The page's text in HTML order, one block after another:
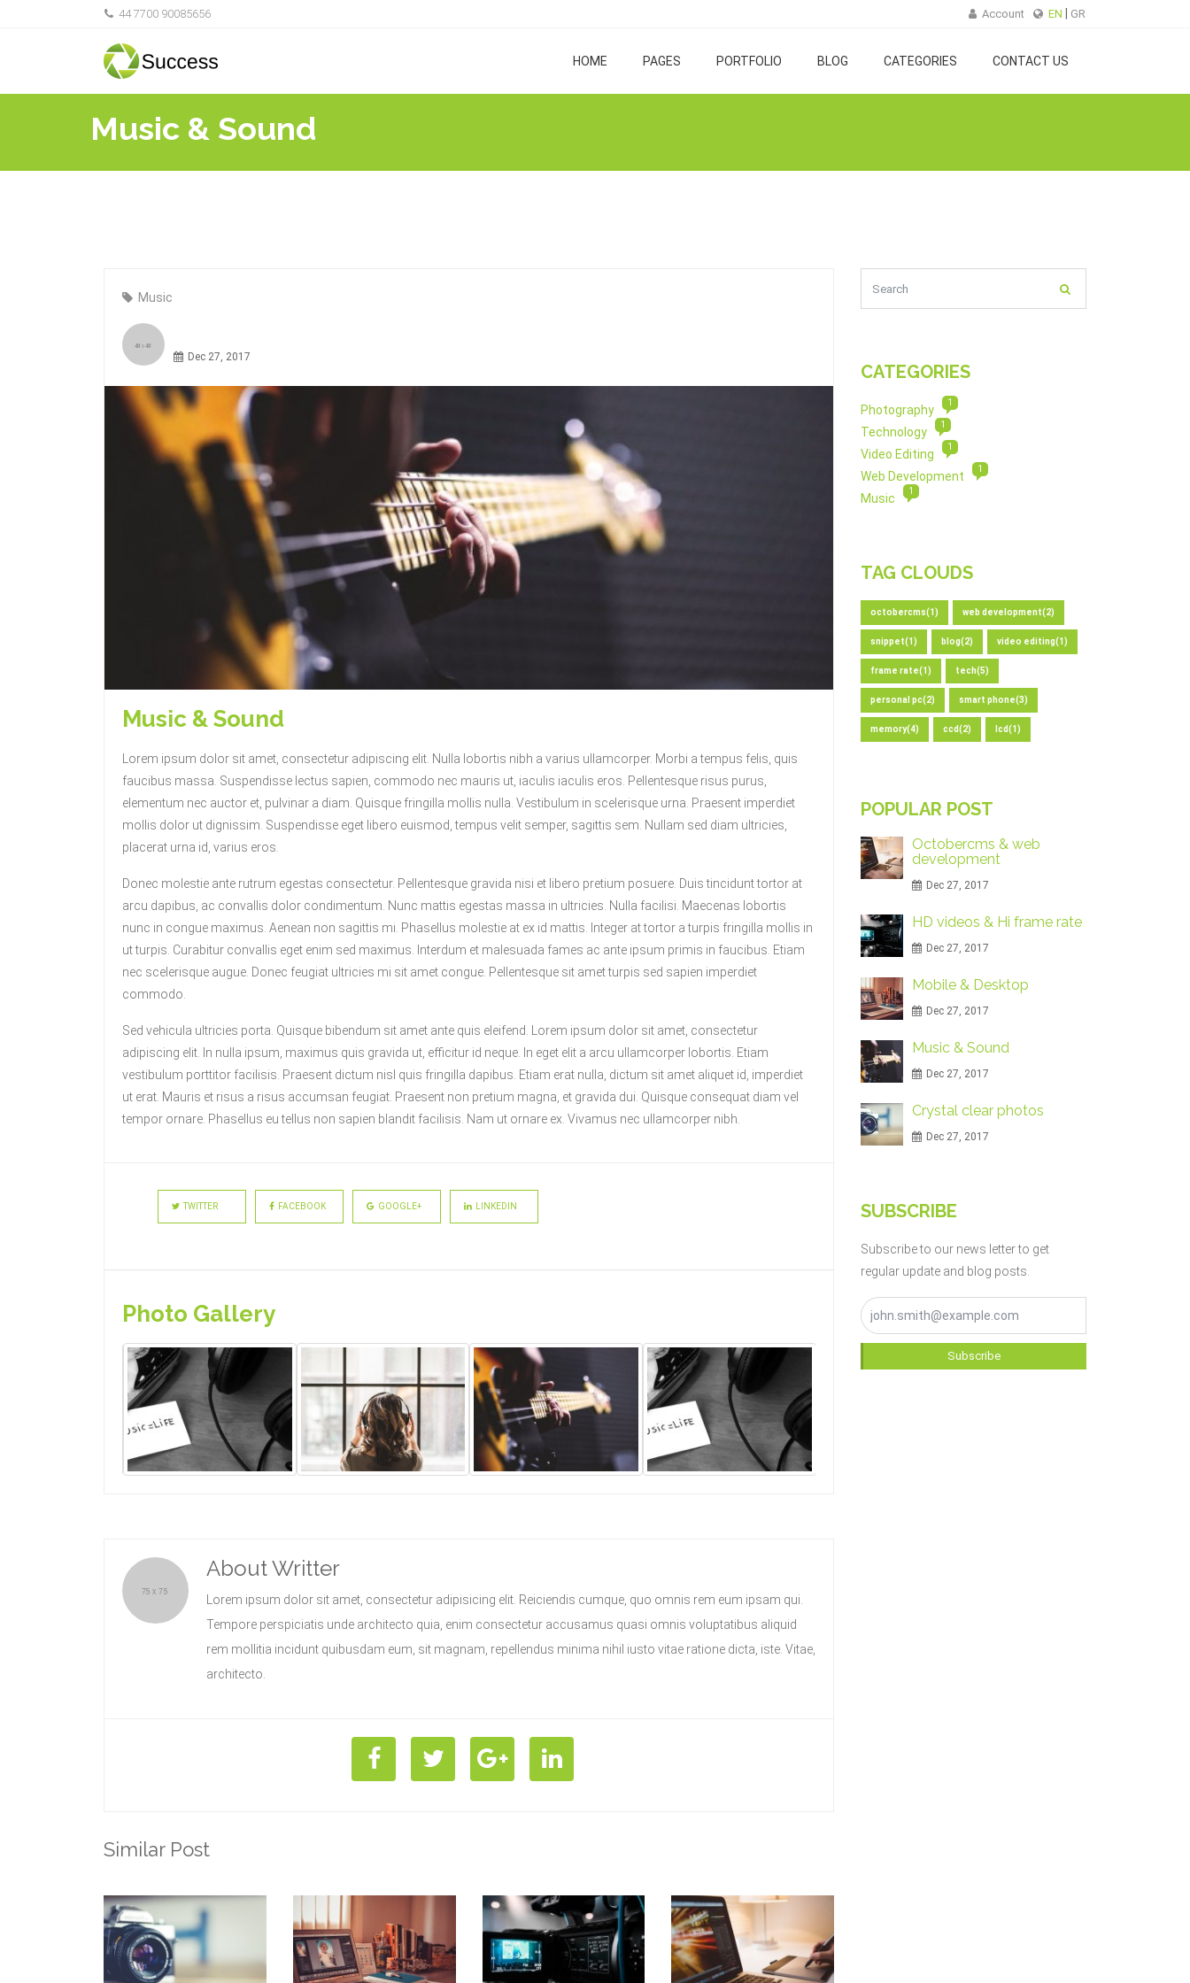
44 7700 90085656 Account EN GR
HOME PAGES PORTFOLIO BLOG CATEGORIES CONTACT US
Music & Sound
Music
Dec 27, 2017
Music & Sound
Lorem ipsum dolor sit amet, consectetur adipiscing elit. Nulla lobortis nibh a varius ullamcorper. Morbi a tempus felis, quis
faucibus massa. Suspendisse lectus sapien, commodo nec mauris ut, iaculis iaculis eros. Pellentesque risus purus,
elementum nec auctor et, pulvinar a diam. Quisque fringilla mollis nulla. Vestibulum in scelerisque urna. Praesent imperdiet
mollis dolor ut dignissim. Suspendisse eget libero euismod, tempus velit semper, sagittis sem. Nullam sed diam ultricies,
placerat urna id, varius eros.
Donec molestie ante rutrum egestas consectetur. Pellentesque gravida nisi et libero pretium posuere. Duis tincidunt tortor at
arcu dapibus, ac convallis dolor condimentum. Nunc mattis egestas massa in ultricies. Nulla facilisi. Maecenas lobortis
nunc in congue maximus. Aenean non sagittis mi. Phasellus molestie at ex id mattis. Integer at tortor a turpis fringilla mollis in
ut turpis. Curabitur convallis eget enim sed maximus. Interdum et malesuada fames ac ante ipsum primis in faucibus. Etiam
nec scelerisque augue. Donec feugiat ultricies mi sit amet congue. Pellentesque sit amet turpis sed sapien imperdiet
commodo.
Sed vehicula ultricies porta. Quisque bibendum sit amet ante quis eleifend. Lorem ipsum dolor sit amet, consectetur
adipiscing elit. In nulla ipsum, maximus quis gravida ut, efficitur id neque. In eget elit a arcu ullamcorper lobortis. Etiam
vestibulum porttitor facilisis. Praesent dictum nisl quis fringilla dapibus. Etiam erat nulla, dictum sit amet aliquet id, imperdiet
ut erat. Mauris et risus a risus accumsan feugiat. Praesent non pretium magna, et gravida dui. Quisque consequat diam vel
tempor ornare. Phasellus eu tellus non sapien blandit facilisis. Nam ut ornare ex. Vivamus nec ullamcorper nibh.
TWITTER FACEBOOK GOOGLE+ LINKEDIN
Photo Gallery
About Writter
Lorem ipsum dolor sit amet, consectetur adipisicing elit. Reiciendis cumque, quo omnis rem eum ipsam qui.
Tempore perspiciatis unde architecto quia, enim consectetur accusamus quasi omnis voluptatibus aliquid
rem mollitia incidunt quibusdam eum, sit magnam, repellendus minima nihil iusto vitae ratione dicta, iste. Vitae,
architecto.
Similar Post
CATEGORIES
Photography
1
Technology
1
Video Editing
1
Web Development
1
Music
1
TAG CLOUDS
octobercms(1) web development(2)
snippet(1) blog(2) video editing(1)
frame rate(1) tech(5)
personal pc(2) smart phone(3)
memory(4) ccd(2) lcd(1)
POPULAR POST
Octobercms & web
development
Dec 27, 2017
HD videos & Hi frame rate
Dec 27, 2017
Mobile & Desktop
Dec 27, 2017
Music & Sound
Dec 27, 2017
Crystal clear photos
Dec 27, 2017
SUBSCRIBE
Subscribe to our news letter to get
regular update and blog posts.
Subscribe